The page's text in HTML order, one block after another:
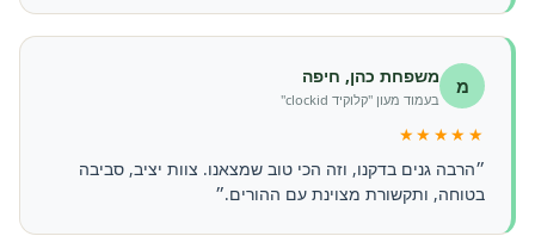
מ משפחת כהן, חיפה
בעמוד מעון "קלוקיד clockid"
★★★★★
״הרבה גנים בדקנו, וזה הכי טוב שמצאנו. צוות יציב, סביבה
בטוחה, ותקשורת מצוינת עם ההורים.״